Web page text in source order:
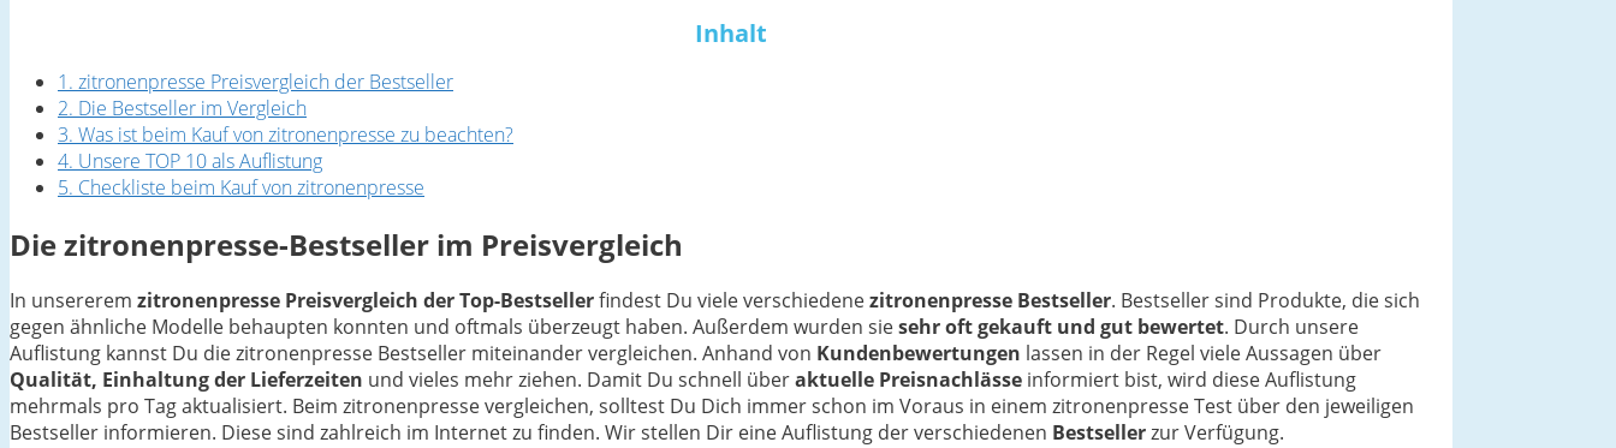
Inhalt
1. zitronenpresse Preisvergleich der Bestseller
2. Die Bestseller im Vergleich
3. Was ist beim Kauf von zitronenpresse zu beachten?
4. Unsere TOP 10 als Auflistung
5. Checkliste beim Kauf von zitronenpresse
Die zitronenpresse-Bestseller im Preisvergleich
In unsererem zitronenpresse Preisvergleich der Top-Bestsellerfindest Du viele verschiedenezitronenpresse Bestseller. Bestseller sind Produkte, die sich
gegen ähnliche Modelle behaupten konnten und oftmals überzeugt haben. Außerdem wurden siesehr oft gekauft und gut bewertet. Durch unsere
Auflistung kannst Du die zitronenpresse Bestseller miteinander vergleichen. Anhand von Kundenbewertungen lassen in der Regel viele Aussagen über
Qualität, Einhaltung der Lieferzeiten und vieles mehr ziehen. Damit Du schnell überaktuelle Preisnachlässe informiert bist, wird diese Auflistung
mehrmals pro Tag aktualisiert. Beim zitronenpresse vergleichen, solltest Du Dich immer schon im Voraus in einem zitronenpresse Test über den jeweiligen
Bestseller informieren. Diese sind zahlreich im Internet zu finden. Wir stellen Dir eine Auflistung der verschiedenen Bestsellerzur Verfügung.